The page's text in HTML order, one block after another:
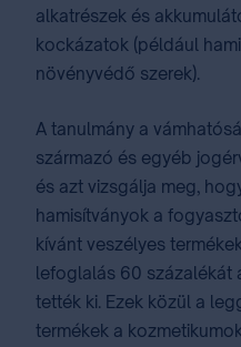
alkatrészek és
kockázatok (például
növényvédő szerek).
A tanulmány a
származó és egyéb
és azt vizsgálja meg,
hamisítványok a
kívánt veszélyes
lefoglalás 60 százalékát
tették ki. Ezek közül a
termékek a